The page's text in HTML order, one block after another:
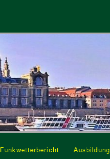
Funkwetterbericht Ausbildung